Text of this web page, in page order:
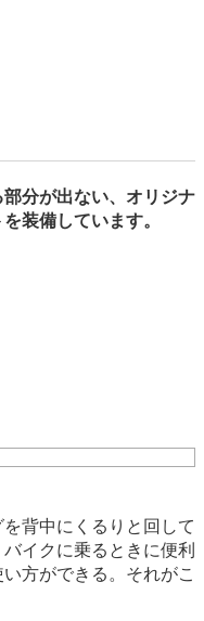
分が出ない、オリジナ
装備しています。
背中にくるりと回して
イクに乗るときに便利
方ができる。それがこ